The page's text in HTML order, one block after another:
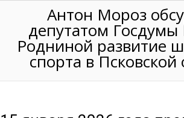
Антон Мороз
депутатом
Родниной развитие
спорта в Псковской